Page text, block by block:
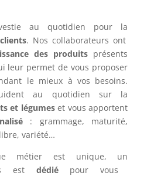
au quotidien pour la
. Nos collaborateurs ont
des produits présents
leur permet de vous proposer
le mieux à vos besoins.
au quotidien sur la
et légumeset vous apportent
: grammage, maturité,
variété…
métier est unique, un
est dédiépour vous